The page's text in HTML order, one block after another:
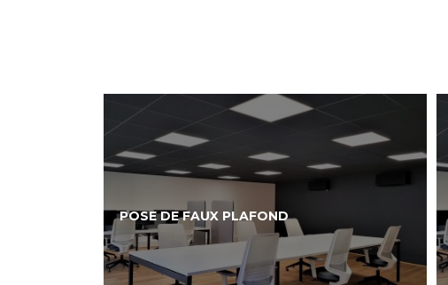
POSE DE FAUX PLAFOND